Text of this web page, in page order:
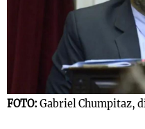
FOTO: Gabriel Chumpitaz,
Notas
Mundial